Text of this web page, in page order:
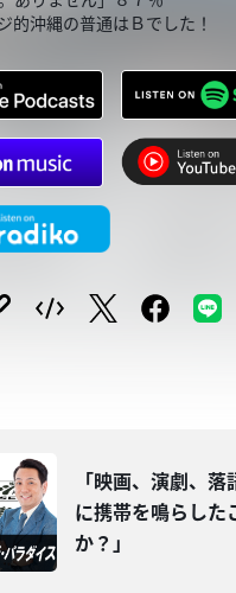
的沖縄の普通はＢでした！
「映画、演劇、
に携帯を鳴らした
か？」